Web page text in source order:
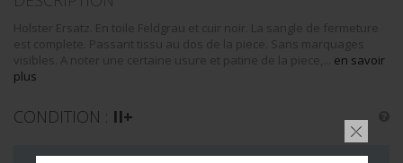
Holster Ersatz. En toile Feldgrau et cuir noir. La sangle de fermeture
est complete. Passant tissu au dos de la piece. Sans marquages
visibles. A noter une certaine usure et patine de la piece,... en savoir
plus
CONDITION : II+